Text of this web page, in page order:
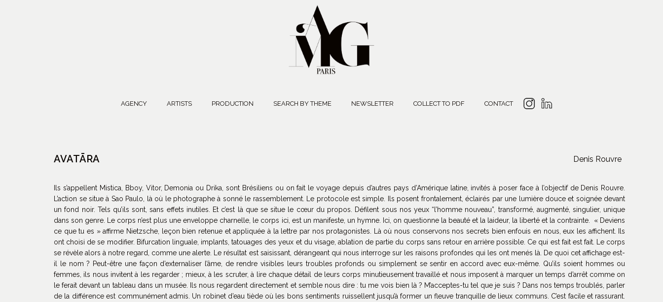
AGENCY ARTISTS PRODUCTION SEARCH BY THEME NEWSLETTER COLLECT TO PDF CONTACT
AVATĀRA Denis Rouvre
Ils s’appellent Mistica, Bboy, Vitor, Demonia ou Drika, sont Brésiliens ou on fait le voyage depuis d’autres pays d’Amérique latine, invités à poser face à l’objectif de Denis Rouvre.
L’action se situe à Sao Paulo, là où le photographe à sonné le rassemblement. Le protocole est simple. Ils posent frontalement, éclairés par une lumière douce et soignée devant
un fond noir. Tels qu’ils sont, sans effets inutiles. Et c’est là que se situe le cœur du propos. Défilent sous nos yeux “l’homme nouveau”, transformé, augmenté, singulier, unique
dans son genre. Le corps n’est plus une enveloppe charnelle, le corps ici, est un manifeste, un hymne. Ici, on questionne la beauté et la laideur, la liberté et la contrainte. « Deviens
ce que tu es » affirme Nietzsche, leçon bien retenue et appliquée à la lettre par nos protagonistes. Là où nous conservons nos secrets bien enfouis en nous, eux les affichent. Ils
ont choisi de se modifier. Bifurcation linguale, implants, tatouages des yeux et du visage, ablation de partie du corps sans retour en arrière possible. Ce qui est fait est fait. Le corps
se révèle alors à notre regard, comme une alerte. Le résultat est saisissant, dérangeant qui nous interroge sur les raisons profondes qui les ont menés là. De quoi cet affichage est-
il le nom ? Peut-être une façon d’externaliser l’âme, de rendre visibles leurs troubles profonds ou simplement se sentir en accord avec eux-même. Qu’ils soient hommes ou
femmes, ils nous invitent à les regarder ; mieux, à les scruter, à lire chaque détail de leurs corps minutieusement travaillé et nous imposent à marquer un temps d’arrêt comme on
le ferait devant un tableau dans un musée. Ils nous regardent directement et semble nous dire : tu me vois bien là ? M’acceptes-tu tel que je suis ? Dans nos temps troublés, parler
de la différence est communément admis. Un robinet d’eau tiède où les bons sentiments ruissellent jusqu’à former un fleuve tranquille de lieux communs. C’est facile et rassurant.